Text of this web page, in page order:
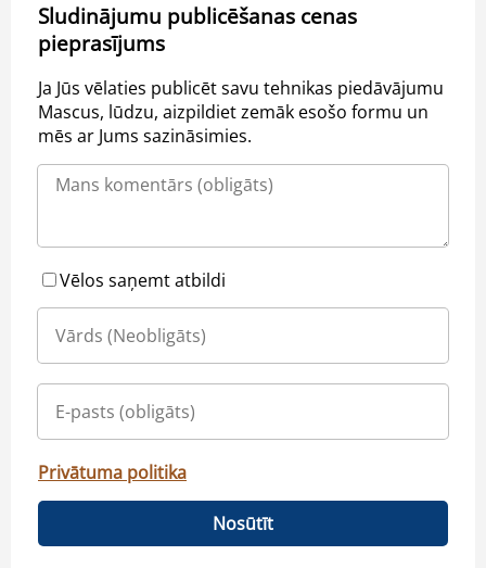
Sludinājumu publicēšanas cenas
pieprasījums
Ja Jūs vēlaties publicēt savu tehnikas piedāvājumu
Mascus, lūdzu, aizpildiet zemāk esošo formu un
mēs ar Jums sazināsimies.
Vēlos saņemt atbildi
Privātuma politika
Nosūtīt